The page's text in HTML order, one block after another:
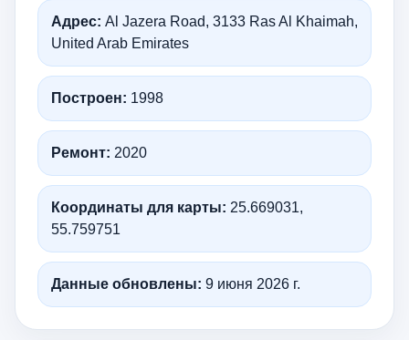
Адрес: Al Jazera Road, 3133 Ras Al Khaimah,
United Arab Emirates
Построен: 1998
Ремонт: 2020
Координаты для карты: 25.669031,
55.759751
Данные обновлены: 9 июня 2026 г.